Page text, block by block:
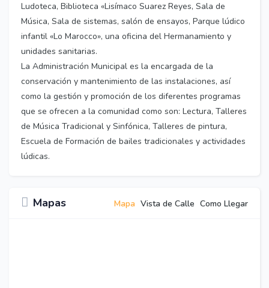
Ludoteca, Biblioteca «Lisímaco Suarez Reyes, Sala de
Música, Sala de sistemas, salón de ensayos, Parque lúdico
infantil «Lo Marocco», una oficina del Hermanamiento y
unidades sanitarias.
La Administración Municipal es la encargada de la
conservación y mantenimiento de las instalaciones, así
como la gestión y promoción de los diferentes programas
que se ofrecen a la comunidad como son: Lectura, Talleres
de Música Tradicional y Sinfónica, Talleres de pintura,
Escuela de Formación de bailes tradicionales y actividades
lúdicas.
Mapas Mapa Vista de Calle Como Llegar